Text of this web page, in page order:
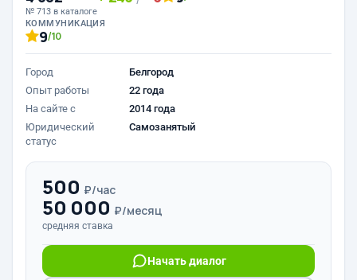
№ 713 в каталоге
КОММУНИКАЦИЯ
9/10
Город
Белгород
Опыт работы
22 года
На сайте с
2014 года
Юридический
статус
Самозанятый
500 ₽/час
50 000 ₽/месяц
средняя ставка
Начать диалог